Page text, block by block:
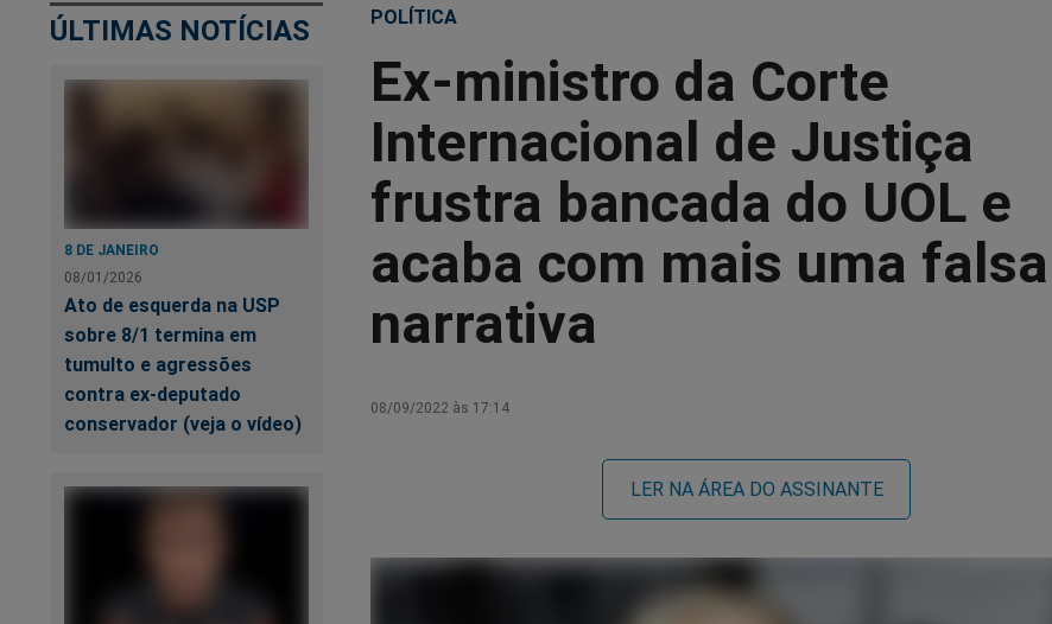
ÚLTIMAS NOTÍCIAS
8 DE JANEIRO
08/01/2026
Ato de esquerda na USP
sobre 8/1 termina em
tumulto e agressões
contra ex-deputado
conservador (veja o vídeo)
POLÍTICA
Ex-ministro da Corte
Internacional de Justiça
frustra bancada do UOL e
acaba com mais uma falsa
narrativa
08/09/2022 às 17:14
LER NA ÁREA DO ASSINANTE